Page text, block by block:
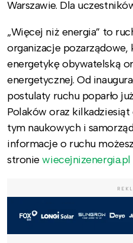
Warszawie. Dla
„Więcej niż energia” to
organizacje
energetykę obywatelską
energetycznej. Od
postulaty ruchu poparło
Polaków oraz
tym naukowych i
informacje o ruchu
stroniewiecejnizenergia.pl